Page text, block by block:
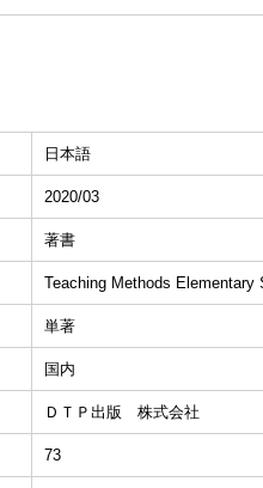
日本語
2020/03
著書
Teaching Methods Elementary
単著
国内
ＤＴＰ出版 株式会社
73